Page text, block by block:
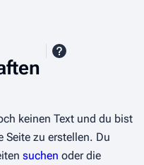
keinen Text und du bist
zu erstellen. Du
suchen oder die